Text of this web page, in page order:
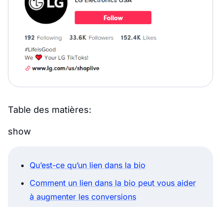
Table des matières:
show
Qu’est-ce qu’un lien dans la bio
Comment un lien dans la bio peut vous aider
à augmenter les conversions